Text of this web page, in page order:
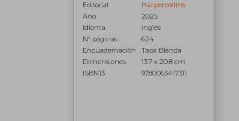
Editorial
Harpercollins
Año
2025
Idioma
Inglés
N° páginas
624
Encuadernación
Tapa Blanda
Dimensiones
13.7 x 20.8 cm
ISBN13
9780063417311